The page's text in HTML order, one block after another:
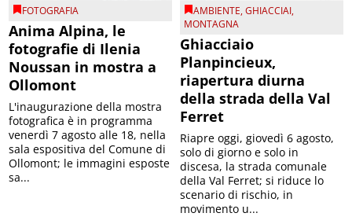
FOTOGRAFIA
Anima Alpina, le
fotografie di Ilenia
Noussan in mostra a
Ollomont
L'inaugurazione della mostra
fotografica è in programma
venerdì 7 agosto alle 18, nella
sala espositiva del Comune di
Ollomont; le immagini esposte
sa...
AMBIENTE,GHIACCIAI,
MONTAGNA
Ghiacciaio
Planpincieux,
riapertura diurna
della strada della Val
Ferret
Riapre oggi, giovedì 6 agosto,
solo di giorno e solo in
discesa, la strada comunale
della Val Ferret; si riduce lo
scenario di rischio, in
movimento u...